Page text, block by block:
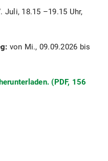
Juli, 18.15 –19.15 Uhr,
von Mi., 09.09.2026 bis
(PDF, 156